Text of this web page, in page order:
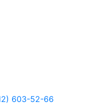
603-52-66